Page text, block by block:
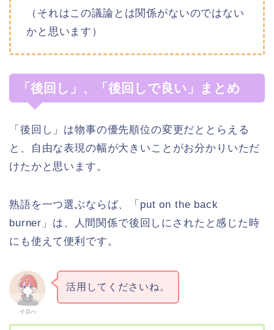
（それはこの議論とは関係がないのではない
かと思います）
「後回し」、「後回しで良い」まとめ
「後回し」は物事の優先順位の変更だととらえる
と、自由な表現の幅が大きいことがお分かりいただ
けたかと思います。
熟語を一つ選ぶならば、「put on the back
burner」は、人間関係で後回しにされたと感じた時
にも使えて便利です。
イロハ
活用してくださいね。